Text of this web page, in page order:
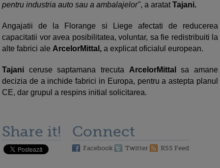
pentru industria auto sau a ambalajelor", a aratatTajani.
Angajatii de la Florange si Liege afectati de reducerea
capacitatii vor avea posibilitatea, voluntar, sa fie redistribuiti la
alte fabrici ale ArcelorMittal, a explicat oficialul european.
Tajani ceruse saptamana trecuta ArcelorMittalsa amane
decizia de a inchide fabrici in Europa, pentru a astepta planul
CE, dar grupul a respins initial solicitarea.
Share it! Connect
Facebook Twitter RSS Feed